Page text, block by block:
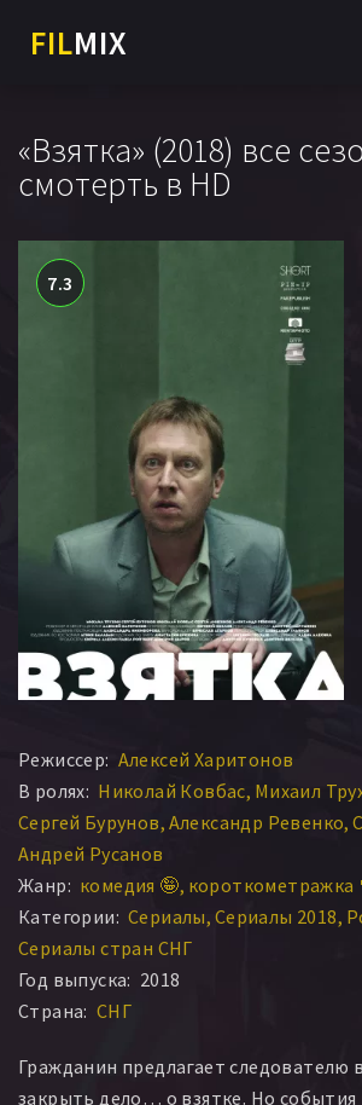
FILMIX
«Взятка» (2018) все
смотерть в HD
7.3
Режиссер: Алексей Харитонов
В ролях: Николай Ковбас Михаил
Сергей Бурунов Александр Ревенко
Андрей Русанов
Жанр: комедия 🤪 короткометражка
Категории: Сериалы Сериалы 2018
Сериалы стран СНГ
Год выпуска: 2018
Страна: СНГ
Гражданин предлагает следователю
закрыть дело… о взятке. Но события